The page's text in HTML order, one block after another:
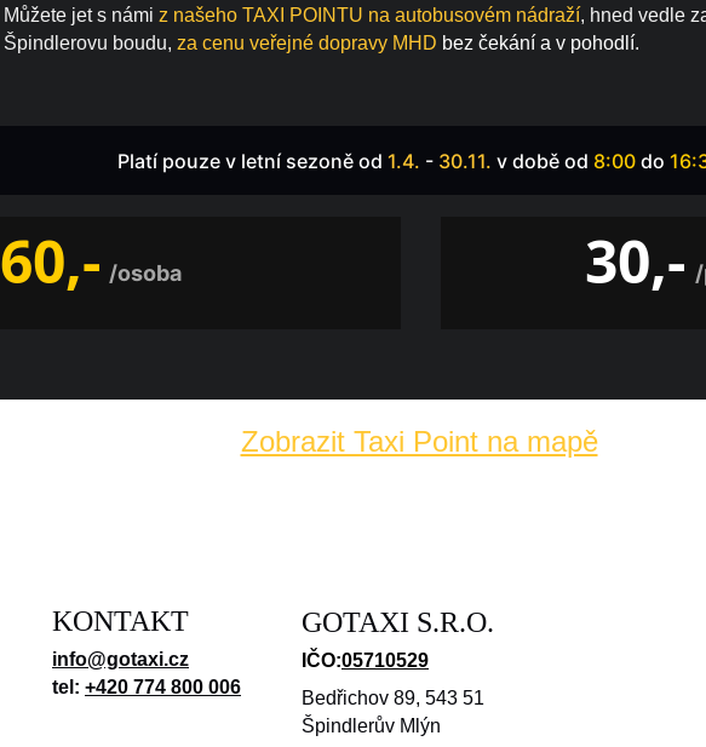
Můžete jet s námi z našeho TAXI POINTU na autobusovém nádraží, hned vedle
Špindlerovu boudu, za cenu veřejné dopravy MHD bez čekání a v pohodlí.
60,-
Platí pouze v letní sezoně od 1.4. - 30.11. v době od 8:00 do
30,-
Zobrazit Taxi Point na mapě
/osoba
KONTAKT
info@gotaxi.cz
tel: +420 774 800 006
GOTAXI S.R.O.
IČO:05710529
Bedřichov 89, 543 51
Špindlerův Mlýn